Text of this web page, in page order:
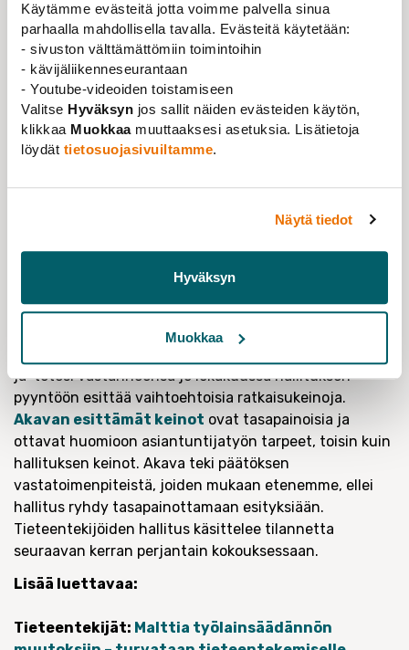
Käytämme evästeitä jotta voimme palvella sinua
parhaalla mahdollisella tavalla. Evästeitä käytetään:
- sivuston välttämättömiin toimintoihin
- kävijäliikenneseurantaan
- Youtube-videoiden toistamiseen
Valitse Hyväksyn jos sallit näiden evästeiden käytön,
klikkaa Muokkaamuuttaaksesi asetuksia. Lisätietoja
löydät tietosuojasivuiltamme.
Näytä tiedot
Hyväksyn
Muokkaa
AKAVAn neuvottelujärjestötYTN jaJUKOovat
työmarkkinamallineuvotteluissa mukana ja akavalainen
rintama haluaauskoatoistaiseksi vielä
neuvotteluratkaisunsyntymiseen.
Neuvottelujärjestöt eivät ole tehneet päätöksiä
työtaistelutoimista ja Tieteentekijät noudattaa
neuvottelujärjestöjen linjaa.Liitto muistuttaa
on syytä noudattaa neutraliteettiperiaatetta eli
liittoihin kuulumattomilla ja muiden järjestöjen
työtaistelutoimenpiteiden alaisia tehtäviä, joita
he eivät normaalisti tee. Heillä on oikeus
kieltäytyä tekemästä tällaisia em. lakonalaisia
tehtäviä
ja totesi vastanneensajo lokakuussa hallituksen
pyyntöön esittää vaihtoehtoisia ratkaisukeinoja.
Akavan esittämät keinot ovat tasapainoisia ja
ottavat huomioon asiantuntijatyön tarpeet, toisin kuin
hallituksen keinot. Akava teki päätöksen
vastatoimenpiteistä, joiden mukaan etenemme, ellei
hallitus ryhdy tasapainottamaan esityksiään.
Tieteentekijöiden hallitus käsittelee tilannetta
seuraavan kerran perjantain kokouksessaan.
Lisää luettavaa:
Tieteentekijät: Malttia työlainsäädännön